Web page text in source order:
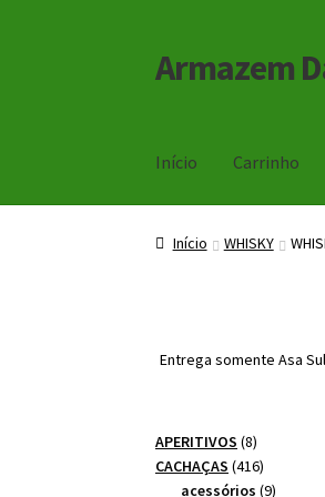
Pular
para
Pular
para
Armazem
Início Carrinho
Início Carrinho
Início WHISKY
Entrega somente Asa
APERITIVOS 88
produtos
CACHAÇAS 416416
produtos
acessórios 99